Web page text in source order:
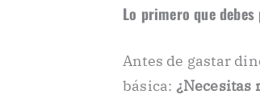
Lo primero que
Antes de gastar
básica: ¿Necesitas